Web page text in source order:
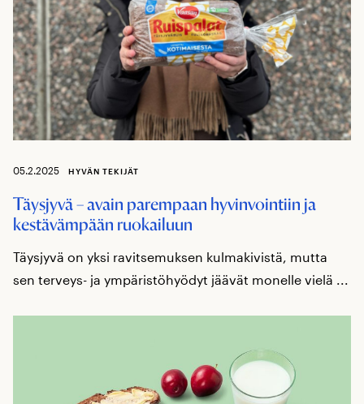
05.2.2025 HYVÄN TEKIJÄT
Täysjyvä – avain parempaan hyvinvointiin ja
kestävämpään ruokailuun
Täysjyvä on yksi ravitsemuksen kulmakivistä, mutta
sen terveys- ja ympäristöhyödyt jäävät monelle vielä ...